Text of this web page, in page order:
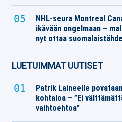
NHL-seura Montreal
ikävään ongelmaan –
nyt ottaa
LUETUIMMAT UUTISET
Patrik Laineelle
kohtaloa – ”Ei
vaihtoehtoa”